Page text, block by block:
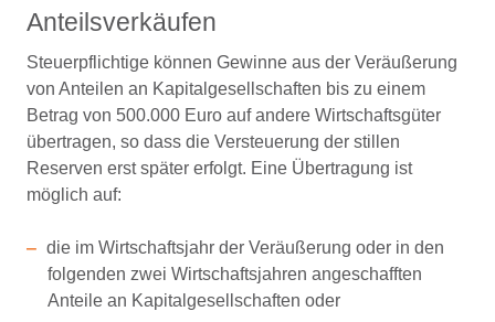
Anteilsverkäufen
Steuerpflichtige können Gewinne aus der Veräußerung
von Anteilen an Kapitalgesellschaften bis zu einem
Betrag von 500.000 Euro auf andere Wirtschaftsgüter
übertragen, so dass die Versteuerung der stillen
Reserven erst später erfolgt. Eine Übertragung ist
möglich auf:
die im Wirtschaftsjahr der Veräußerung oder in den
folgenden zwei Wirtschaftsjahren angeschafften
Anteile an Kapitalgesellschaften oder